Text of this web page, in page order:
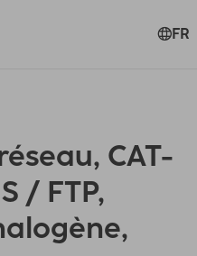
FR
CAT-
/ FTP,